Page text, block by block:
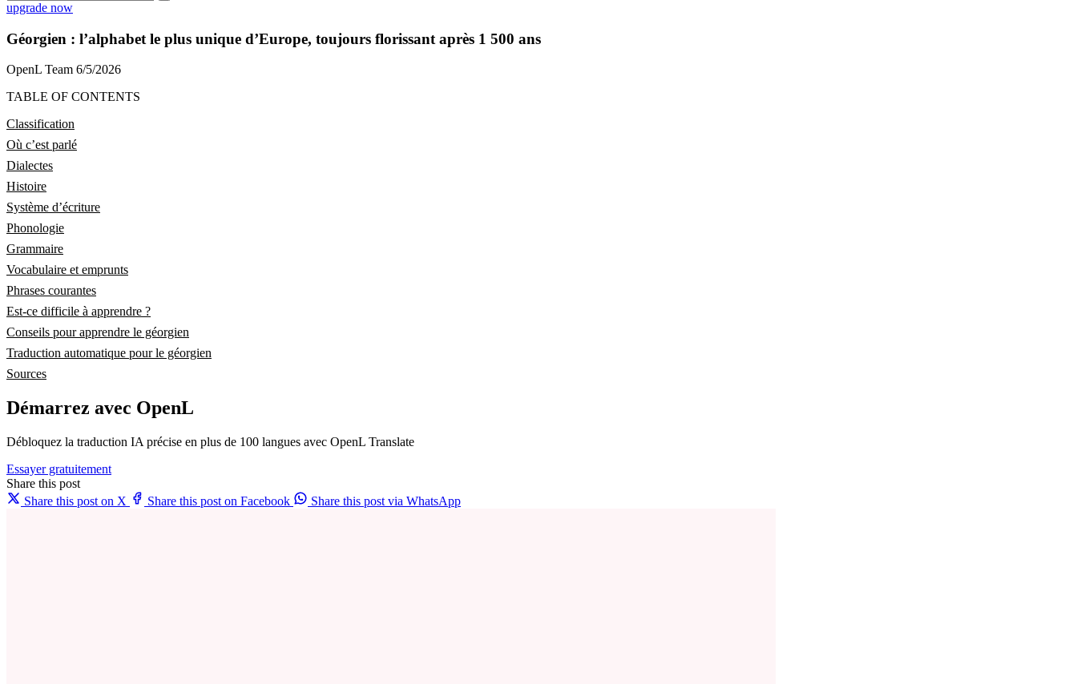
upgrade now
Géorgien : l’alphabet le plus unique d’Europe, toujours florissant après 1 500 ans
OpenL Team 6/5/2026
TABLE OF CONTENTS
Classification
Où c’est parlé
Dialectes
Histoire
Système d’écriture
Phonologie
Grammaire
Vocabulaire et emprunts
Phrases courantes
Est-ce difficile à apprendre ?
Conseils pour apprendre le géorgien
Traduction automatique pour le géorgien
Sources
Démarrez avec OpenL
Débloquez la traduction IA précise en plus de 100 langues avec OpenL Translate
Essayer gratuitement
Share this post
Share this post on X
Share this post on Facebook Share this post via WhatsApp